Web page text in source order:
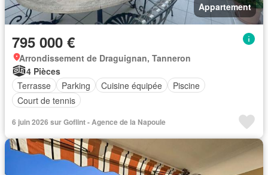
Appartement
795 000 €
Arrondissement de Draguignan, Tanneron
4 Pièces
Terrasse
Parking Cuisine équipée
Piscine
Court de tennis
6 juin 2026 sur Goflint - Agence de la Napoule